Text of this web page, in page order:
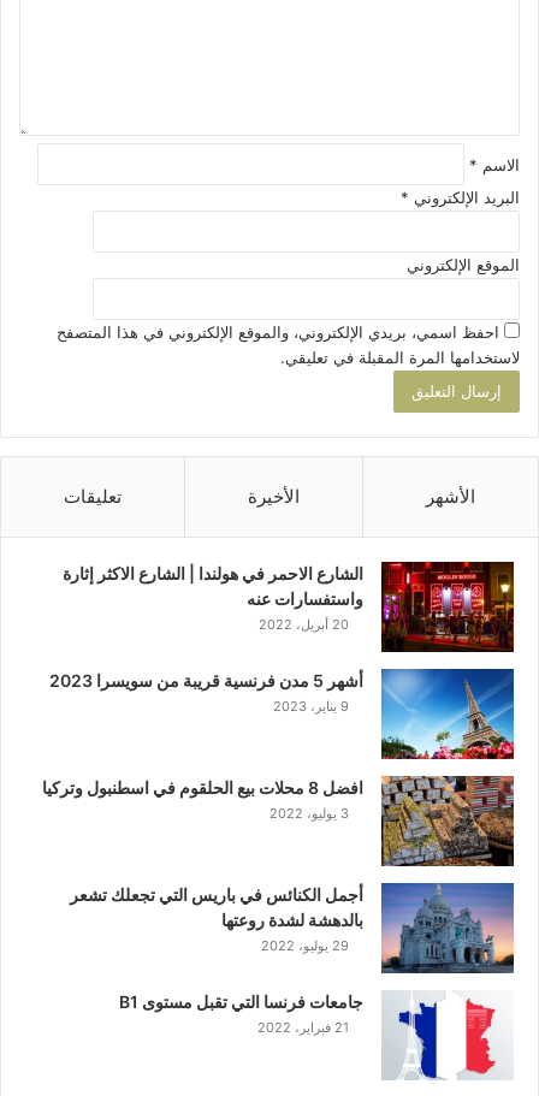
الاسم *
البريد الإلكتروني *
الموقع الإلكتروني
احفظ اسمي، بريدي الإلكتروني، والموقع الإلكتروني في هذا المتصفح
لاستخدامها المرة المقبلة في تعليقي.
الأشهر الأخيرة تعليقات
الشارع الاحمر في هولندا | الشارع الاكثر إثارة
واستفسارات عنه
20 أبريل، 2022
أشهر 5 مدن فرنسية قريبة من سويسرا 2023
9 يناير، 2023
افضل 8 محلات بيع الحلقوم في اسطنبول وتركيا
3 يوليو، 2022
أجمل الكنائس في باريس التي تجعلك تشعر
بالدهشة لشدة روعتها
29 يوليو، 2022
جامعات فرنسا التي تقبل مستوى B1
21 فبراير، 2022